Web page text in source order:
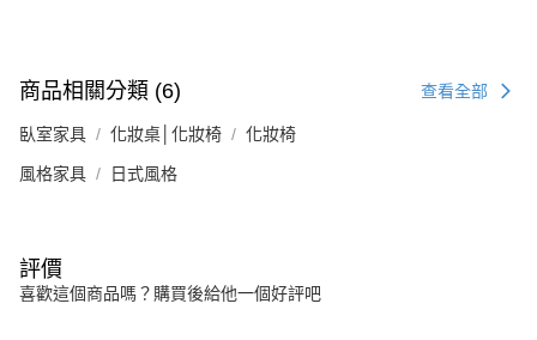
商品相關分類 (6) 查看全部
臥室家具 化妝桌│化妝椅 化妝椅
風格家具 日式風格
評價
喜歡這個商品嗎？購買後給他一個好評吧